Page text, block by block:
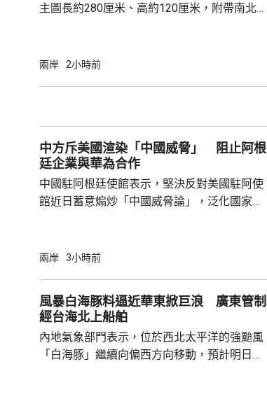
主圖長約280厘米、高約120厘米，附帶南北
岩石類型。 負責編制的中國地質科學院地質研
齡調整為43.3億年，酒海紀起始年齡調整為
41.7億年，雨海紀...
兩岸 2小時前
中方斥美國渲染「中國威脅」 阻止阿根
廷企業與華為合作
中國駐阿根廷使館表示，堅決反對美國駐阿使
館近日蓄意煽炒「中國威脅論」，泛化國家安
與偏見，極不尊重他國主權並嚴重破壞自由市
存和發展，虛偽本質暴露無遺，敦促美方端正
對華認知，停止霸權行徑和政治操弄。 中方又
指，美國駐阿根廷大使拉梅拉斯4月時亦...
兩岸 3小時前
風暴白海豚料逼近華東掀巨浪 廣東管制
經台海北上船舶
內地氣象部門表示，位於西北太平洋的強颱風
「白海豚」繼續向偏西方向移動，預計明日日